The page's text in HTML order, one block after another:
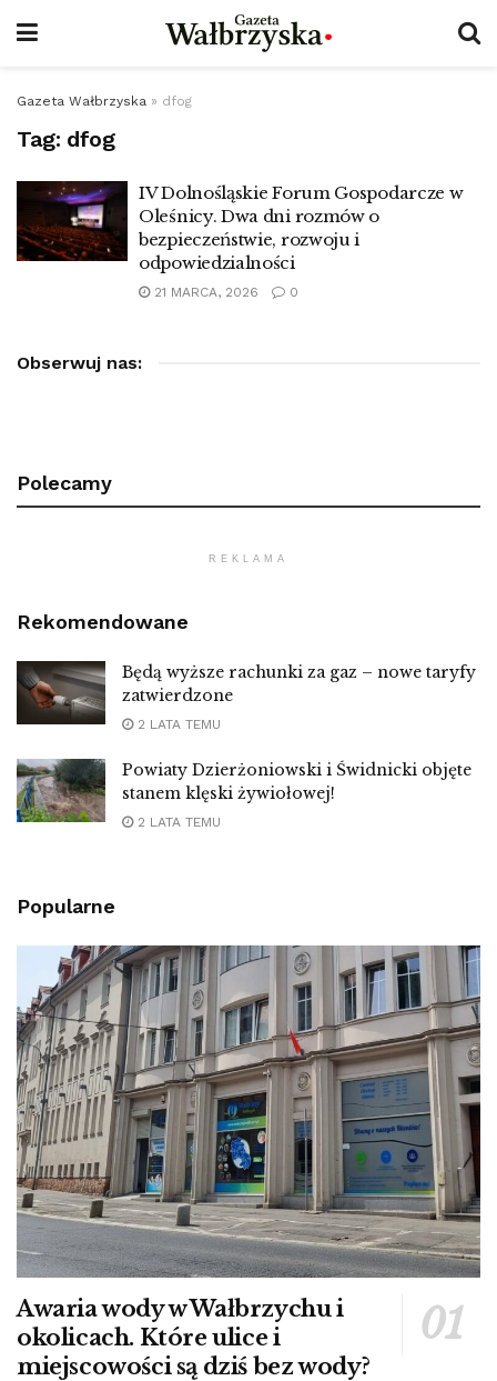
Gazeta Wałbrzyska » dfog
Tag: dfog
IV Dolnośląskie Forum Gospodarcze w
Oleśnicy. Dwa dni rozmów o
bezpieczeństwie, rozwoju i
odpowiedzialności
21 MARCA, 2026 0
Obserwuj nas:
Polecamy
REKLAMA
Rekomendowane
Będą wyższe rachunki za gaz – nowe taryfy
zatwierdzone
2 LATA TEMU
Powiaty Dzierżoniowski i Świdnicki objęte
stanem klęski żywiołowej!
2 LATA TEMU
Popularne
Awaria wody w Wałbrzychu i
okolicach. Które ulice i
miejscowości są dziś bez wody?